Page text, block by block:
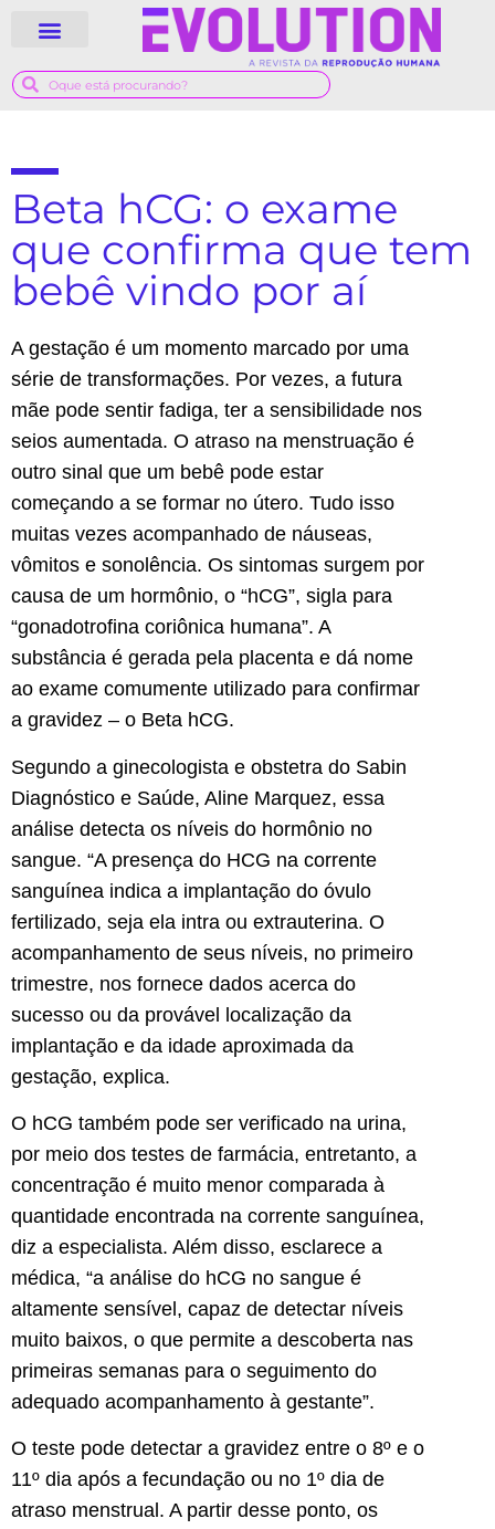
Beta hCG: o exame
que confirma que tem
bebê vindo por aí
A gestação é um momento marcado por uma
série de transformações. Por vezes, a futura
mãe pode sentir fadiga, ter a sensibilidade nos
seios aumentada. O atraso na menstruação é
outro sinal que um bebê pode estar
começando a se formar no útero. Tudo isso
muitas vezes acompanhado de náuseas,
vômitos e sonolência. Os sintomas surgem por
causa de um hormônio, o “hCG”, sigla para
“gonadotrofina coriônica humana”. A
substância é gerada pela placenta e dá nome
ao exame comumente utilizado para confirmar
a gravidez – o Beta hCG.
Segundo a ginecologista e obstetra do Sabin
Diagnóstico e Saúde, Aline Marquez, essa
análise detecta os níveis do hormônio no
sangue. “A presença do HCG na corrente
sanguínea indica a implantação do óvulo
fertilizado, seja ela intra ou extrauterina. O
acompanhamento de seus níveis, no primeiro
trimestre, nos fornece dados acerca do
sucesso ou da provável localização da
implantação e da idade aproximada da
gestação, explica.
O hCG também pode ser verificado na urina,
por meio dos testes de farmácia, entretanto, a
concentração é muito menor comparada à
quantidade encontrada na corrente sanguínea,
diz a especialista. Além disso, esclarece a
médica, “a análise do hCG no sangue é
altamente sensível, capaz de detectar níveis
muito baixos, o que permite a descoberta nas
primeiras semanas para o seguimento do
adequado acompanhamento à gestante”.
O teste pode detectar a gravidez entre o 8º e o
11º dia após a fecundação ou no 1º dia de
atraso menstrual. A partir desse ponto, os